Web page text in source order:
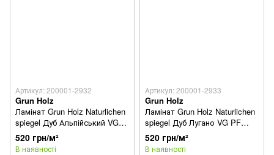
Артикул: 200001-2932
Grun Holz
Ламінат Grun Holz Naturlichen
spiegel Дуб Альпійський VG
PF 93401
520 грн/м²
В наявності
Артикул: 200001-2933
Grun Holz
Ламінат Grun Holz Naturlichen
spiegel Дуб Лугано VG PF
93403
520 грн/м²
В наявності